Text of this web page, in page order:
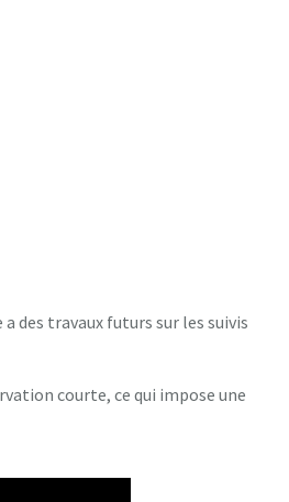
des travaux futurs sur les suivis
courte, ce qui impose une